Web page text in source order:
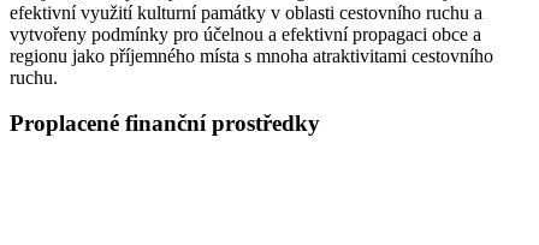
efektivní využití kulturní památky v oblasti cestovního ruchu a
vytvořeny podmínky pro účelnou a efektivní propagaci obce a
regionu jako příjemného místa s mnoha atraktivitami cestovního
ruchu.
Proplacené finanční prostředky